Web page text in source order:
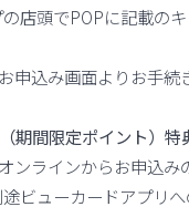
店頭でPOPに記載の
申込み画面よりお手続
期間限定ポイント）特
ンラインからお申込み
ビューカードアプリ